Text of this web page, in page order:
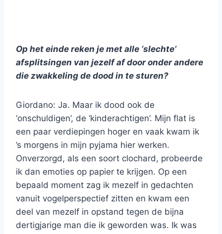
Op het einde reken je met alle ‘slechte’
afsplitsingen van jezelf af door onder andere
die zwakkeling de dood in te sturen?
Giordano: Ja. Maar ik dood ook de
‘onschuldigen’, de ‘kinderachtigen’. Mijn flat is
een paar verdiepingen hoger en vaak kwam ik
’s morgens in mijn pyjama hier werken.
Onverzorgd, als een soort clochard, probeerde
ik dan emoties op papier te krijgen. Op een
bepaald moment zag ik mezelf in gedachten
vanuit vogelperspectief zitten en kwam een
deel van mezelf in opstand tegen de bijna
dertigjarige man die ik geworden was. Ik was